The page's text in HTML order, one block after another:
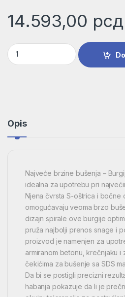
14.593,00 рсд
Burgija za udarne bušilice SDS
Opis
Najveće brzine bušenja –
idealna za upotrebu pri
Njena čvrsta S-oštrica i bočne
omogućavaju veoma brzo
dizajn spirale ove burgije
pruža najbolji prenos snage i
proizvod je namenjen za
armiranom betonu, krečnjaku i
čekićima za bušenje sa SDS
Da bi se postigli precizni
habanja pokazuje da li je